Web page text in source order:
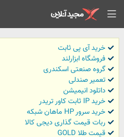
خرید آی پی ثابت
فروشگاه ابزارلند
گروه صنعتی اسکندری
تعمیر صندلی
داتلود انیمیشن
خرید IP ثابت کاور تریدر
خرید سرور HP ماهان شبکه
ربات قیمت گذاری دیجی کالا
قیمت طلا GOLD